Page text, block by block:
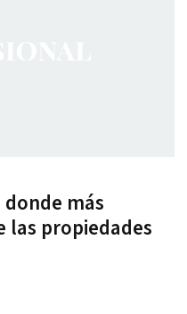
más
las propiedades